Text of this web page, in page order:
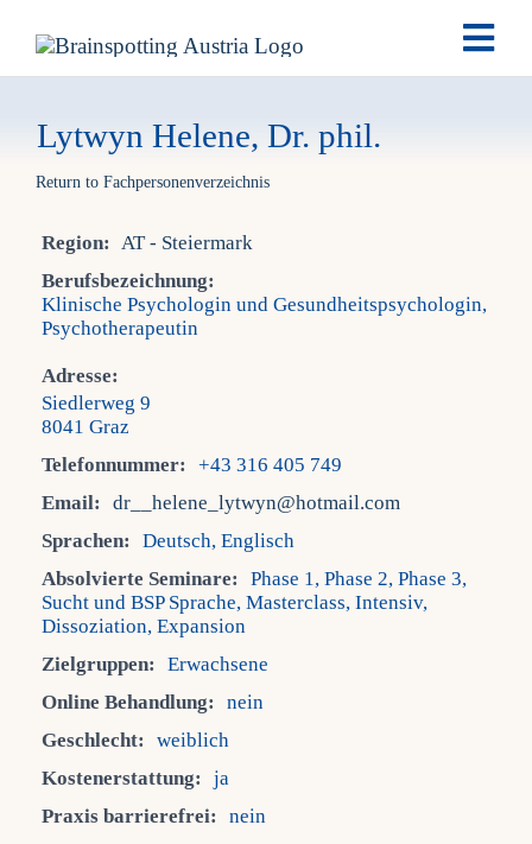
Lytwyn Helene, Dr. phil.
Return to Fachpersonenverzeichnis
Region:
AT - Steiermark
Berufsbezeichnung:
Klinische Psychologin und Gesundheitspsychologin,
Psychotherapeutin
Adresse:
Siedlerweg 9
8041 Graz
Telefonnummer:
+43 316 405 749
Email:
dr__helene_lytwyn@hotmail.com
Sprachen:
Deutsch, Englisch
Absolvierte Seminare:
Phase 1, Phase 2, Phase 3,
Sucht und BSP Sprache, Masterclass, Intensiv,
Dissoziation, Expansion
Zielgruppen:
Erwachsene
Online Behandlung:
nein
Geschlecht:
weiblich
Kostenerstattung:
ja
Praxis barrierefrei:
nein